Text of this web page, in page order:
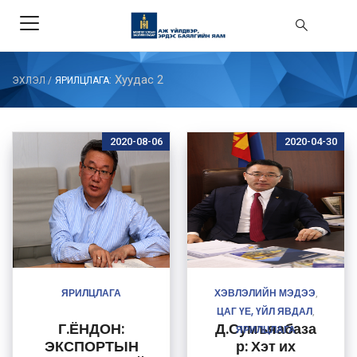
ЭХЛЭЛ / ЯРИЛЦЛАГА: Хуудас 2
ЯРИЛЦЛАГА
2020-08-06
Г.ЁНДОН:
ЭКСПОРТЫН
ХЭВЛЭЛИЙН МЭДЭЭ
ЦАГ ҮЕ, ҮЙЛ ЯВДАЛ
ЯРИЛЦЛАГА
2020-04-30
Д.Сумъяабаза
р: Хэт их